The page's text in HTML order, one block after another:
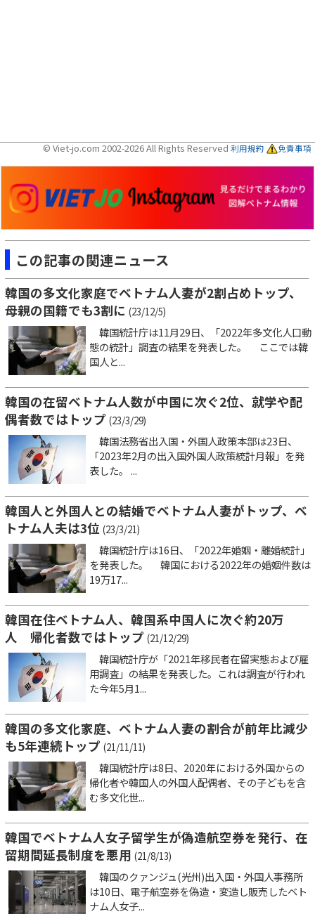
© Viet-jo.com 2002-2026 All Rights Reserved 利用規約 免責事項
この記事の関連ニュース
韓国の多文化家庭でベトナム人妻が2割占めトップ、
母親の国籍でも3割に (23/12/5)
韓国統計庁は11月29日、「2022年多文化人口動
態の統計」調査の結果を発表した。 ここでは韓
国人と...
韓国の在留ベトナム人数が中国に次ぐ2位、就学や配
偶者数ではトップ (23/3/29)
韓国法務省出入国・外国人政策本部は23日、
「2023年2月の出入国外国人政策統計月報」を発
表した。 ...
韓国人と外国人との結婚でベトナム人妻がトップ、ベ
トナム人夫は3位 (23/3/21)
韓国統計庁は16日、「2022年婚姻・離婚統計」
を発表した。 韓国における2022年の婚姻件数は
19万17...
韓国在住ベトナム人、韓国系中国人に次ぐ約20万
人 帰化者数ではトップ (21/12/29)
韓国統計庁が「2021年移民者在留実態および雇
用調査」の結果を発表した。これは調査が行われ
た今年5月1...
韓国の多文化家庭、ベトナム人妻の割合が前年比減少
も5年連続トップ (21/11/11)
韓国統計庁は8日、2020年における外国からの
帰化者や韓国人の外国人配偶者、その子どもを含
む多文化世...
韓国でベトナム人女子留学生が偽造航空券を発行、在
留期間延長制度を悪用 (21/8/13)
韓国のクァンジュ(光州)出入国・外国人事務所
は10日、電子航空券を偽造・変造し販売したベト
ナム人女子...